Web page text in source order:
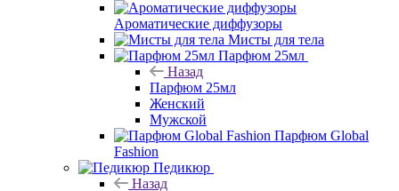
Ароматические диффузоры
Мисты для тела
Парфюм 25мл
Назад
Парфюм 25мл
Женский
Мужской
Парфюм Global
Fashion
Педикюр
Назад